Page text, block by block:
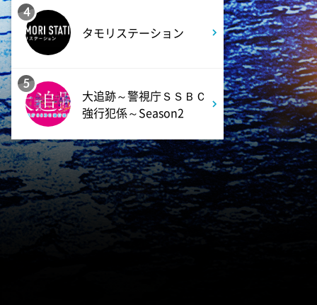
よる
EIGHT-JAM 【EIGHT-JAM FES
の全貌を公開!コラボパフォー
マンスや舞台裏】
深夜 0:40
TRADE ROOM
深夜 1:10
有吉クイズ 【できそうな顔し
て実はアヤしい人選手権】
4
タモリステーション
5
大追跡～警視庁ＳＳＢＣ
強行犯係～Season2